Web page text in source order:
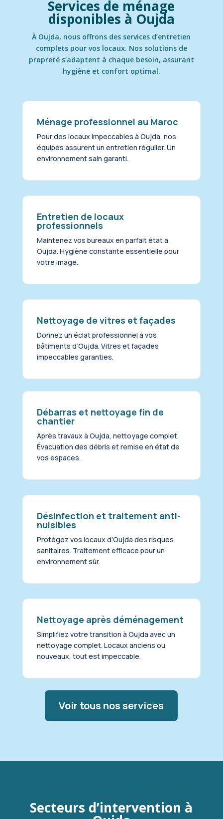
Services de ménage
disponibles à Oujda
À Oujda, nous offrons des services d’entretien
complets pour vos locaux. Nos solutions de
propreté s’adaptent à chaque besoin, assurant
hygiène et confort optimal.
Ménage professionnel au Maroc
Pour des locaux impeccables à Oujda, nos
équipes assurent un entretien régulier. Un
environnement sain garanti.
Entretien de locaux
professionnels
Maintenez vos bureaux en parfait état à
Oujda. Hygiène constante essentielle pour
votre image.
Nettoyage de vitres et façades
Donnez un éclat professionnel à vos
bâtiments d’Oujda. Vitres et façades
impeccables garanties.
Débarras et nettoyage fin de
chantier
Après travaux à Oujda, nettoyage complet.
Évacuation des débris et remise en état de
vos espaces.
Désinfection et traitement anti-
nuisibles
Protégez vos locaux d’Oujda des risques
sanitaires. Traitement efficace pour un
environnement sûr.
Nettoyage après déménagement
Simplifiez votre transition à Oujda avec un
nettoyage complet. Locaux anciens ou
nouveaux, tout est impeccable.
Voir tous nos services
Secteurs d’intervention à